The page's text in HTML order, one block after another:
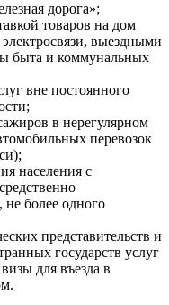
дорога»;
товаров на дом
выездными
быта и коммунальных
вне постоянного
в нерегулярном
перевозок
населения с
более одного
представительств и
государств услуг
для въезда в